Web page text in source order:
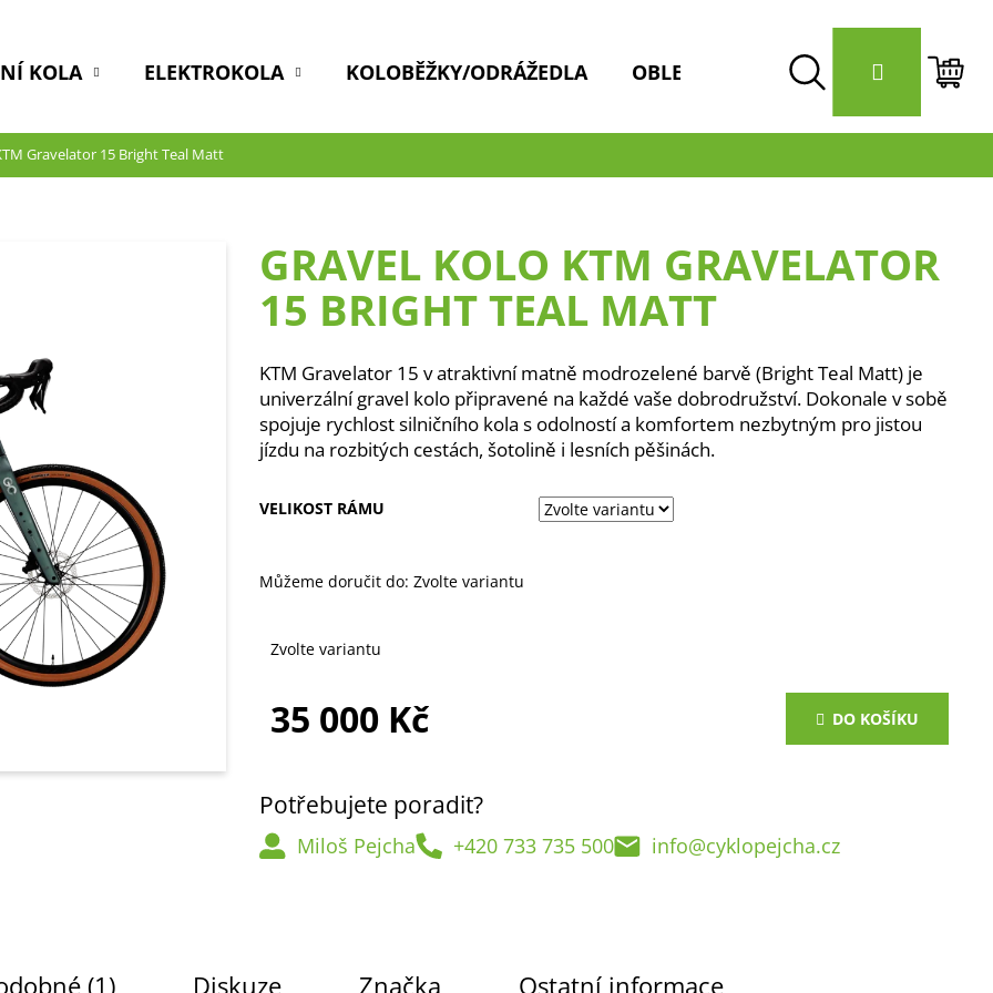
KOLA ELEKTROKOLA KOLOBĚŽKY/ODRÁŽEDLA OBLEČENÍ / HELMY DOPLŇKY
Hledat
Přihlášení
Gravelator 15 Bright Teal Matt
GRAVEL KOLO KTM GRAVELATOR
15 BRIGHT TEAL MATT
KTM Gravelator 15 v atraktivní matně modrozelené barvě (Bright Teal Matt) je
univerzální gravel kolo připravené na každé vaše dobrodružství. Dokonale v sobě
spojuje rychlost silničního kola s odolností a komfortem nezbytným pro jistou
jízdu na rozbitých cestách, šotolině i lesních pěšinách.
VELIKOST RÁMU
Můžeme doručit do: Zvolte variantu
Zvolte variantu
35 000 Kč DO KOŠÍKU
Potřebujete poradit?
Miloš Pejcha +420 733 735 500 info@cyklopejcha.cz
(1) Diskuze Značka Ostatní informace